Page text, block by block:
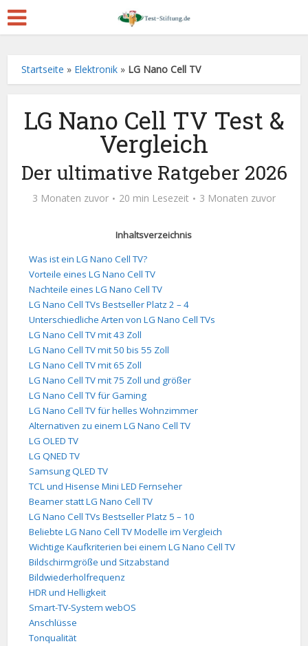
Startseite » Elektronik » LG Nano Cell TV
LG Nano Cell TV Test &
Vergleich
Der ultimative Ratgeber 2026
3 Monaten zuvor 20 min Lesezeit 3 Monaten zuvor
Inhaltsverzeichnis
Was ist ein LG Nano Cell TV?
Vorteile eines LG Nano Cell TV
Nachteile eines LG Nano Cell TV
LG Nano Cell TVs Bestseller Platz 2 – 4
Unterschiedliche Arten von LG Nano Cell TVs
LG Nano Cell TV mit 43 Zoll
LG Nano Cell TV mit 50 bis 55 Zoll
LG Nano Cell TV mit 65 Zoll
LG Nano Cell TV mit 75 Zoll und größer
LG Nano Cell TV für Gaming
LG Nano Cell TV für helles Wohnzimmer
Alternativen zu einem LG Nano Cell TV
LG OLED TV
LG QNED TV
Samsung QLED TV
TCL und Hisense Mini LED Fernseher
Beamer statt LG Nano Cell TV
LG Nano Cell TVs Bestseller Platz 5 – 10
Beliebte LG Nano Cell TV Modelle im Vergleich
Wichtige Kaufkriterien bei einem LG Nano Cell TV
Bildschirmgröße und Sitzabstand
Bildwiederholfrequenz
HDR und Helligkeit
Smart-TV-System webOS
Anschlüsse
Tonqualität